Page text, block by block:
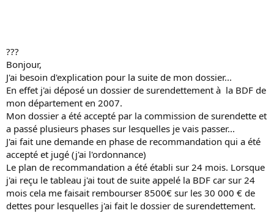
???
Bonjour,
J'ai besoin d'explication pour la suite de mon dossier...
En effet j'ai déposé un dossier de surendettement à la BDF de
mon département en 2007.
Mon dossier a été accepté par la commission de surendette et
a passé plusieurs phases sur lesquelles je vais passer...
J'ai fait une demande en phase de recommandation qui a été
accepté et jugé (j'ai l'ordonnance)
Le plan de recommandation a été établi sur 24 mois. Lorsque
j'ai reçu le tableau j'ai tout de suite appelé la BDF car sur 24
mois cela me faisait rembourser 8500€ sur les 30 000 € de
dettes pour lesquelles j'ai fait le dossier de surendettement.